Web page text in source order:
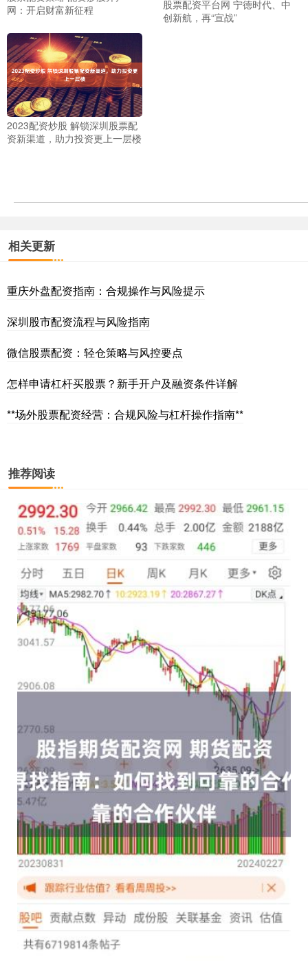
网：开启财富新征程
股票配资平台网 宁德时代、中
创新航，再“宣战”
2023配资炒股 解锁深圳股票配
资新渠道，助力投资更上一层楼
相关更新
重庆外盘配资指南：合规操作与风险提示
深圳股市配资流程与风险指南
微信股票配资：轻仓策略与风控要点
怎样申请杠杆买股票？新手开户及融资条件详解
**场外股票配资经营：合规风险与杠杆操作指南**
推荐阅读